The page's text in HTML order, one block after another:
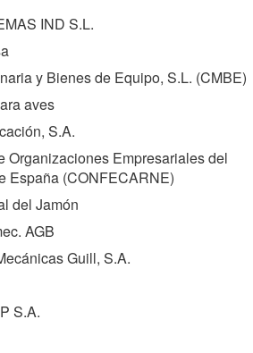
IND S.L.
y Bienes de Equipo, S.L. (CMBE)
aves
S.A.
Organizaciones Empresariales del
España (CONFECARNE)
del Jamón
AGB
Guill, S.A.
S.A.